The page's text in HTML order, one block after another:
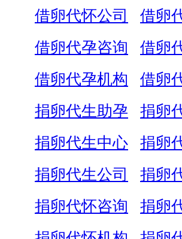
借卵代怀公司
借卵
借卵代孕咨询
借卵
借卵代孕机构
借卵
捐卵代生助孕
捐卵
捐卵代生中心
捐卵
捐卵代生公司
捐卵
捐卵代怀咨询
捐卵